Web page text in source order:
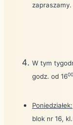
zapraszamy.
W tym
godz. od 1600
Poniedziałek:
blok nr 16,